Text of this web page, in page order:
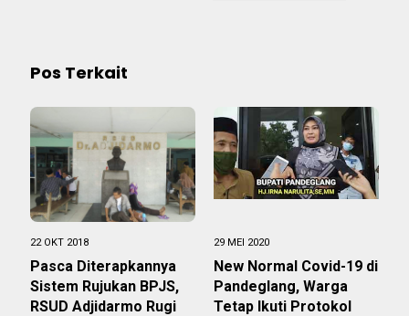
Pos Terkait
22 OKT 2018
Pasca Diterapkannya
Sistem Rujukan BPJS,
RSUD Adjidarmo Rugi
29 MEI 2020
New Normal Covid-19 di
Pandeglang, Warga
Tetap Ikuti Protokol